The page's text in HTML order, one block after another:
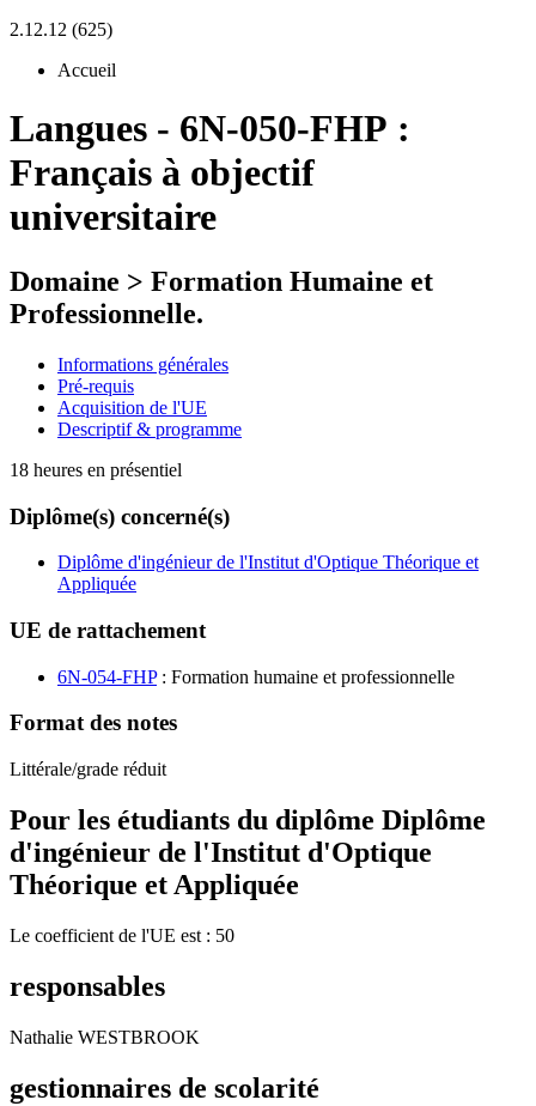
2.12.12 (625)
Accueil
Langues - 6N-050-FHP :
Français à objectif
universitaire
Domaine > Formation Humaine et
Professionnelle.
Informations générales
Pré-requis
Acquisition de l'UE
Descriptif & programme
18 heures en présentiel
Diplôme(s) concerné(s)
Diplôme d'ingénieur de l'Institut d'Optique Théorique et
Appliquée
UE de rattachement
6N-054-FHP: Formation humaine et professionnelle
Format des notes
Littérale/grade réduit
Pour les étudiants du diplôme Diplôme
d'ingénieur de l'Institut d'Optique
Théorique et Appliquée
Le coefficient de l'UE est : 50
responsables
Nathalie WESTBROOK
gestionnaires de scolarité